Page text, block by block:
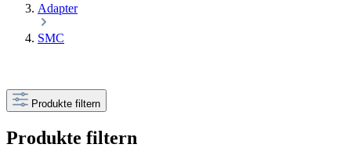
Adapter
SMC
Produkte filtern
Produkte filtern